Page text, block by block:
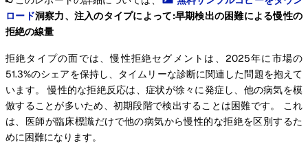
ロード洞察力、注入のタイプによって:早期検出の困難による慢性の
拒絶の線量
拒絶タイプの面では、慢性拒絶セグメントは、2025年に市場の
51.3%のシェアを保持し、タイムリーな診断に関連した問題を抱えて
います。 慢性的な拒絶反応は、症状が徐々に発症し、他の病気を模
倣することが多いため、初期段階で検出することは困難です。 これ
は、医師が臨床標識だけで他の病気から慢性的な拒絶を区別するた
めに困難になります。